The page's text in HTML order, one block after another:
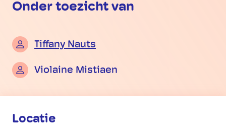
Onder toezicht van
Tiffany Nauts
Violaine Mistiaen
Praktische informatie
Locatie